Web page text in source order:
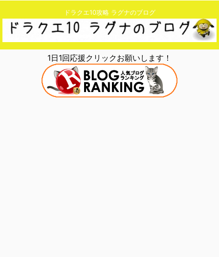
ドラクエ10攻略 ラグナのブログ
1日1回応援クリックお願いします！